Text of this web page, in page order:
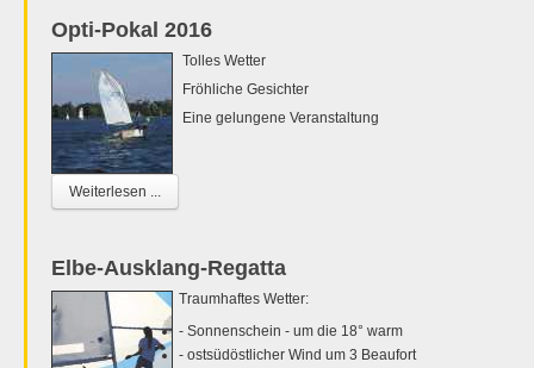
Opti-Pokal 2016
Tolles Wetter
Fröhliche Gesichter
Eine gelungene Veranstaltung
Weiterlesen ...
Elbe-Ausklang-Regatta
Traumhaftes Wetter:
- Sonnenschein - um die 18° warm
- ostsüdöstlicher Wind um 3 Beaufort